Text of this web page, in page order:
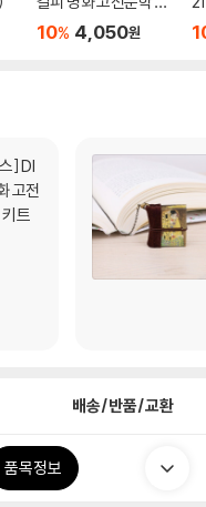
갈...
10% 4,050원
3
고전
트
배송/반품/교환
품목정보